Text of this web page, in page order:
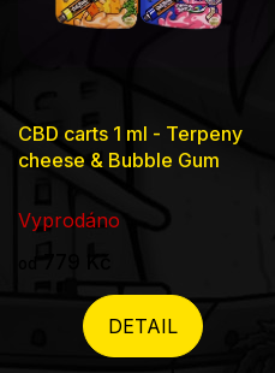
CBD carts 1 ml - Terpeny
cheese & Bubble Gum
Vyprodáno
DETAIL